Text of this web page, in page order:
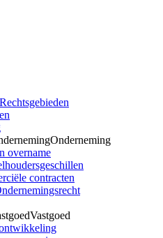
Rechtsgebieden
Onderneming
overname
contracten
Vastgoed